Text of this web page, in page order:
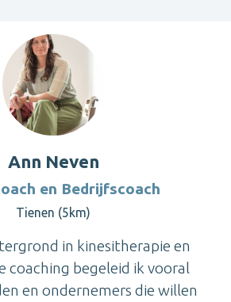
Ann Neven
en Bedrijfscoach
Tienen (5km)
in kinesitherapie en
coaching begeleid ik vooral
en ondernemers die willen